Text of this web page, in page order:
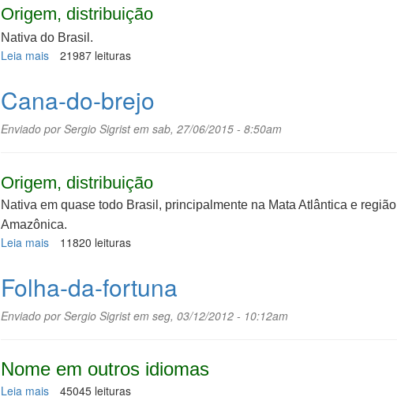
Origem, distribuição
Nativa do Brasil.
Leia maissobre
mato
21987 leituras
Cana-do-brejo
Enviado porSergio Sigristem sab, 27/06/2015 - 8:50am
Origem, distribuição
Nativa em quase todo Brasil, principalmente na Mata Atlântica e região
Amazônica.
Leia maissobre
brejo
11820 leituras
Folha-da-fortuna
Enviado porSergio Sigristem seg, 03/12/2012 - 10:12am
Nome em outros idiomas
Leia maissobre
45045 leituras